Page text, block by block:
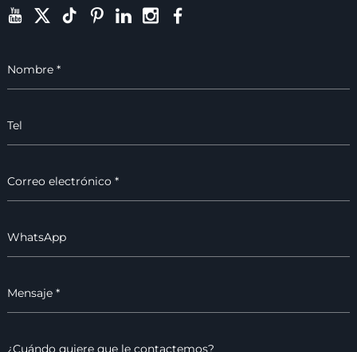
sólida y confiable. Los
cortes de energía,
facturas de electricidad
energía poco confiables,